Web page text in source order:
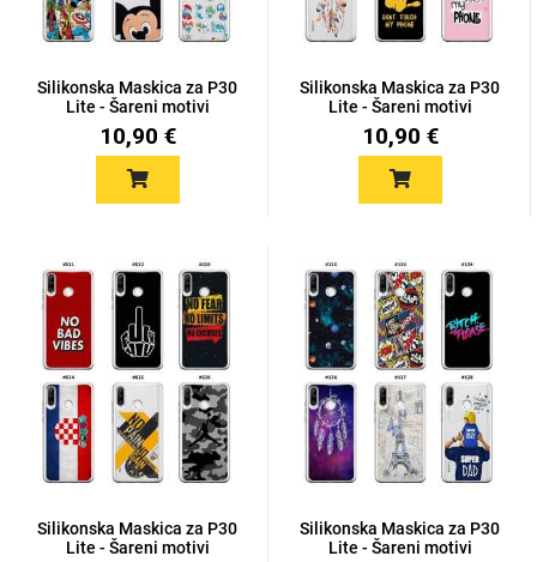
Silikonska Maskica za P30
Lite - Šareni motivi
10,90 €
Silikonska Maskica za P30
Lite - Šareni motivi
10,90 €
Silikonska Maskica za P30
Lite - Šareni motivi
Silikonska Maskica za P30
Lite - Šareni motivi